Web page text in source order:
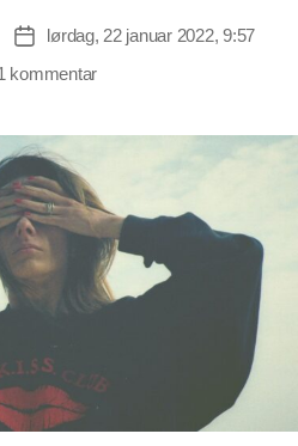
Indlægsdato
lørdag, 22 januar 2022, 9:57
kommentartil
de
er
krig:
Sådan
vinde!